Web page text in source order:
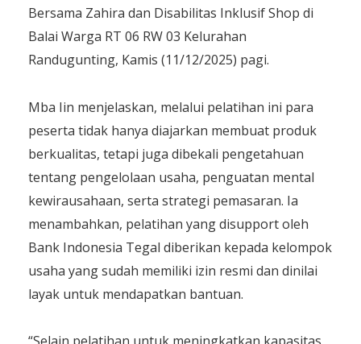
Bersama Zahira dan Disabilitas Inklusif Shop di
Balai Warga RT 06 RW 03 Kelurahan
Randugunting, Kamis (11/12/2025) pagi.
Mba Iin menjelaskan, melalui pelatihan ini para
peserta tidak hanya diajarkan membuat produk
berkualitas, tetapi juga dibekali pengetahuan
tentang pengelolaan usaha, penguatan mental
kewirausahaan, serta strategi pemasaran. Ia
menambahkan, pelatihan yang disupport oleh
Bank Indonesia Tegal diberikan kepada kelompok
usaha yang sudah memiliki izin resmi dan dinilai
layak untuk mendapatkan bantuan.